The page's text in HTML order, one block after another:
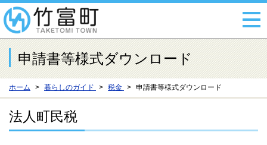
申請書等様式ダウンロード
ホーム 暮らしのガイド 税金 申請書等様式ダウンロード
法人町民税